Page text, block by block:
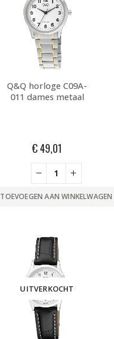
Q&Q horloge C09A-
011 dames metaal
€49,01
TOEVOEGEN AAN WINKELWAGEN
UITVERKOCHT